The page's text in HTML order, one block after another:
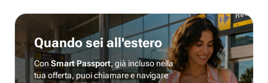
Quando sei all'estero
ConSmart Passport, già incluso nella
tua offerta, puoi chiamare e navigare